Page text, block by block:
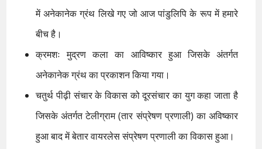
में अनेकानेक ग्रंथ लिखे गए जो आज पांडुलिपि के रूप में हमारे
बीच है।
क्रमशः मुद्रण कला का आविष्कार हुआ जिसके अंतर्गत
अनेकानेक ग्रंथ का प्रकाशन किया गया।
चतुर्थ पीढ़ी संचार के विकास को दूरसंचार का युग कहा जाता है
जिसके अंतर्गत टेलीग्राम (तार संप्रेषण प्रणाली) का अविष्कार
हुआ बाद में बेतार वायरलेस संप्रेषण प्रणाली का विकास हुआ।